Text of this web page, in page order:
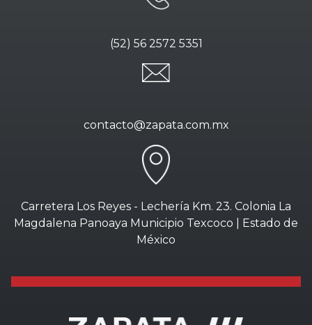
(52) 56 2572 5351
contacto@zapata.com.mx
Carretera Los Reyes - Lechería Km. 23. Colonia La
Magdalena Panoaya Municipio Texcoco | Estado de
México